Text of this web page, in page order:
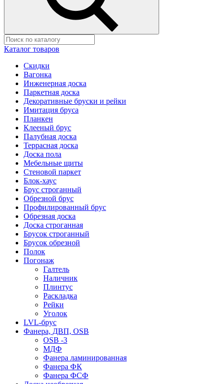
Каталог товаров
Скидки
Вагонка
Инженерная доска
Паркетная доска
Декоративные бруски и рейки
Имитация бруса
Планкен
Клееный брус
Палубная доска
Террасная доска
Доска пола
Мебельные щиты
Стеновой паркет
Блок-хаус
Брус строганный
Обрезной брус
Профилированный брус
Обрезная доска
Доска строганная
Брусок строганный
Брусок обрезной
Полок
Погонаж
Галтель
Наличник
Плинтус
Раскладка
Рейки
Уголок
LVL-брус
Фанера, ДВП, OSB
OSB -3
МДФ
Фанера ламинированная
Фанера ФК
Фанера ФСФ